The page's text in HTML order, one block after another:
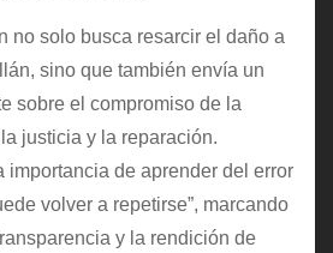
no solo busca resarcir el daño a
sino que también envía un
sobre el compromiso de la
justicia y la reparación.
importancia de aprender del error
volver a repetirse”, marcando
y la rendición de